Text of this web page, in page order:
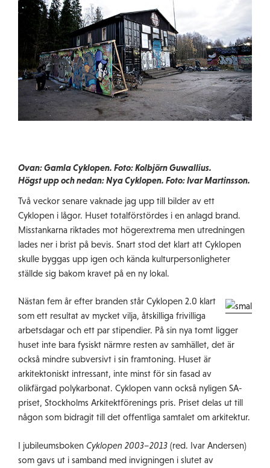
Ovan: Gamla Cyklopen. Foto: Kolbjörn Guwallius.
Högst upp och nedan: Nya Cyklopen. Foto: Ivar Martinsson.
Två veckor senare vaknade jag upp till bilder av ett
Cyklopen i lågor. Huset totalförstördes i en anlagd brand.
Misstankarna riktades mot högerextrema men utredningen
lades ner i brist på bevis. Snart stod det klart att Cyklopen
skulle byggas upp igen och kända kulturpersonligheter
ställde sig bakom kravet på en ny lokal.
Nästan fem år efter branden står Cyklopen 2.0 klart
som ett resultat av mycket vilja, åtskilliga frivilliga
arbetsdagar och ett par stipendier. På sin nya tomt ligger
huset inte bara fysiskt närmre resten av samhället, det är
också mindre subversivt i sin framtoning. Huset är
arkitektoniskt intressant, inte minst för sin fasad av
olikfärgad polykarbonat. Cyklopen vann också nyligen SA-
priset, Stockholms Arkitektförenings pris. Priset delas ut till
någon som bidragit till det offentliga samtalet om arkitektur.
I jubileumsboken Cyklopen 2003–2013 (red. Ivar Andersen)
som gavs ut i samband med invigningen i slutet av